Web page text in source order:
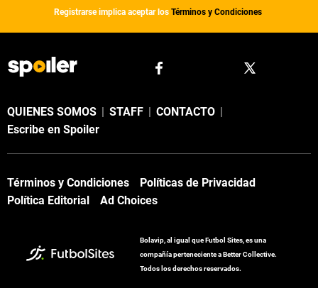
Registrarse implica aceptar los Términos y Condiciones
QUIENES SOMOS | STAFF | CONTACTO |
Escribe en Spoiler
Términos y Condiciones
Políticas de Privacidad
Política Editorial
Ad Choices
Bolavip, al igual que Futbol Sites, es una
compañía perteneciente a Better Collective.
Todos los derechos reservados.